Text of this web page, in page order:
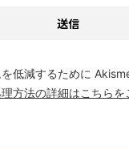
低減するために
方法の詳細はこちらを